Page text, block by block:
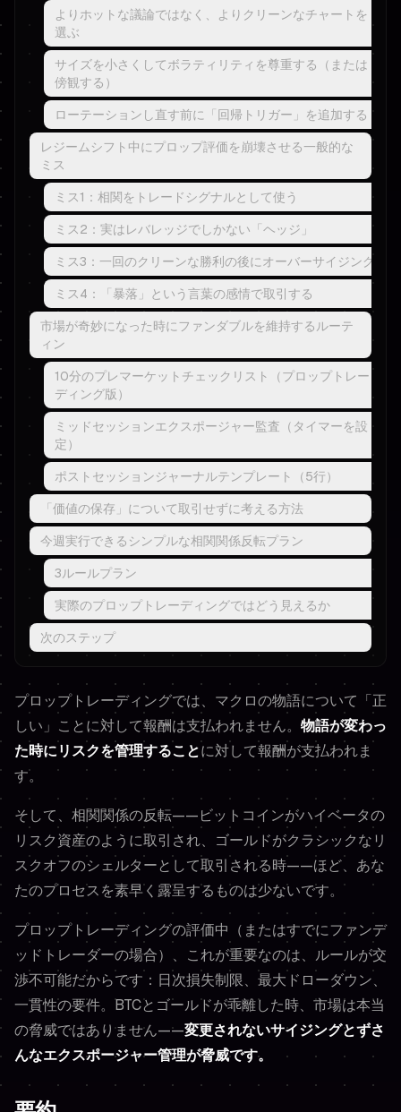
よりホットな議論ではなく、よりクリーンなチャートを
選ぶ
サイズを小さくしてボラティリティを尊重する（または
傍観する）
ローテーションし直す前に「回帰トリガー」を追加する
レジームシフト中にプロップ評価を崩壊させる一般的な
ミス
ミス1：相関をトレードシグナルとして使う
ミス2：実はレバレッジでしかない「ヘッジ」
ミス3：一回のクリーンな勝利の後にオーバーサイジング
ミス4：「暴落」という言葉の感情で取引する
市場が奇妙になった時にファンダブルを維持するルーテ
ィン
10分のプレマーケットチェックリスト（プロップトレー
ディング版）
ミッドセッションエクスポージャー監査（タイマーを設
定）
ポストセッションジャーナルテンプレート（5行）
「価値の保存」について取引せずに考える方法
今週実行できるシンプルな相関関係反転プラン
3ルールプラン
実際のプロップトレーディングではどう見えるか
次のステップ
プロップトレーディングでは、マクロの物語について「正
しい」ことに対して報酬は支払われません。 物語が変わっ
た時にリスクを管理することに対して報酬が支払われま
す。
そして、相関関係の反転——ビットコインがハイベータの
リスク資産のように取引され、ゴールドがクラシックなリ
スクオフのシェルターとして取引される時——ほど、あな
たのプロセスを素早く露呈するものは少ないです。
プロップトレーディングの評価中（またはすでにファンデ
ッドトレーダーの場合）、これが重要なのは、ルールが交
渉不可能だからです：日次損失制限、最大ドローダウン、
一貫性の要件。BTCとゴールドが乖離した時、市場は本当
の脅威ではありません——変更されないサイジングとずさ
んなエクスポージャー管理が脅威です。